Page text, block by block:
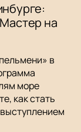
на
в
море
как стать